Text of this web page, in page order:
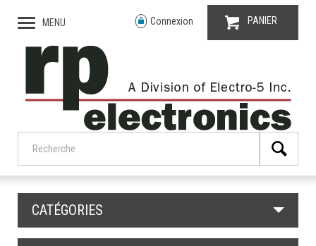
MENU Connexion PANIER
CATÉGORIES